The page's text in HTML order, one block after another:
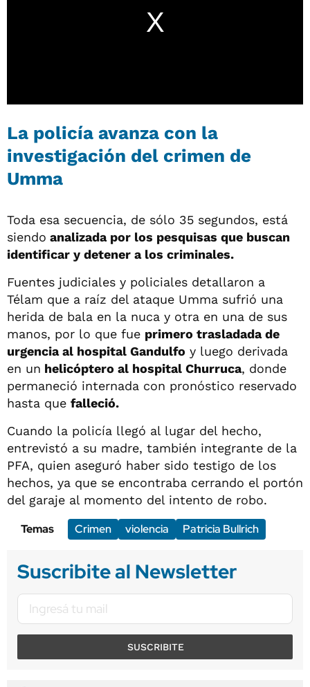
La policía avanza con la
investigación del crimen de
Umma
Toda esa secuencia, de sólo 35 segundos, está
siendo analizada por los pesquisas que buscan
identificar y detener a los criminales.
Fuentes judiciales y policiales detallaron a
Télam que a raíz del ataque Umma sufrió una
herida de bala en la nuca y otra en una de sus
manos, por lo que fue primero trasladada de
urgencia al hospital Gandulfo y luego derivada
en un helicóptero al hospital Churruca, donde
permaneció internada con pronóstico reservado
hasta que falleció.
Cuando la policía llegó al lugar del hecho,
entrevistó a su madre, también integrante de la
PFA, quien aseguró haber sido testigo de los
hechos, ya que se encontraba cerrando el portón
del garaje al momento del intento de robo.
Temas
Crimen violencia Patricia Bullrich
Suscribite al Newsletter
SUSCRIBITE